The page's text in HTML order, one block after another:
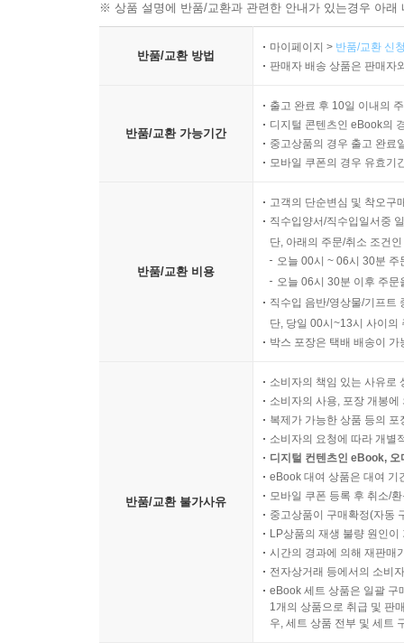
※ 상품 설명에 반품/교환과 관련한 안내가 있는경우 아
반품/교환 방법
마이페이지 > 반품/교환 신
판매자 배송 상품은 판매자
반품/교환 가능기간
출고 완료 후 10일 이내의
디지털 콘텐츠인 eBook의
중고상품의 경우 출고 완료
모바일 쿠폰의 경우 유효기
반품/교환 비용
고객의 단순변심 및 착오구
직수입양서/직수입일서중
단, 아래의 주문/취소 조건
오늘 00시 ~ 06시 30분
오늘 06시 30분 이후 주
직수입 음반/영상물/기프트
단, 당일 00시~13시 사이의
박스 포장은 택배 배송이
반품/교환 불가사유
소비자의 책임 있는 사유로
소비자의 사용, 포장 개봉
복제가 가능한 상품 등의
소비자의 요청에 따라 개별
디지털 컨텐츠인 eBook,
eBook 대여 상품은 대여 기
모바일 쿠폰 등록 후 취소/
중고상품이 구매확정(자동
LP상품의 재생 불량 원인
시간의 경과에 의해 재판매
전자상거래 등에서의 소비
eBook 세트 상품은 일괄 구
1개의 상품으로 취급 및 판
우, 세트 상품 전부 및 세트